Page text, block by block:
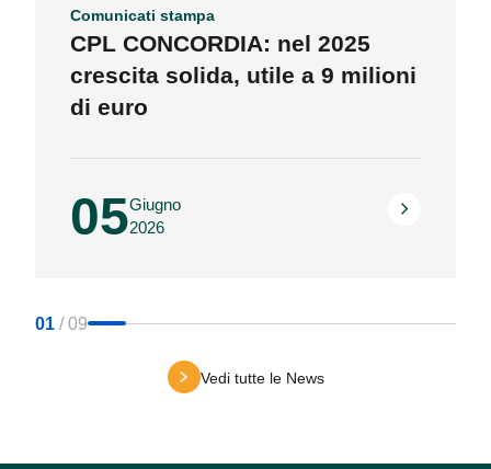
Comunicati stampa
CPL CONCORDIA: nel 2025
crescita solida, utile a 9 milioni
di euro
05Giugno
2026
01 /09
Vedi tutte le News